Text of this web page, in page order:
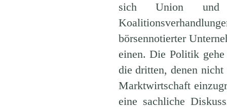
sich Union
börsennotierter
einen. Die Politik
die dritten, denen
Marktwirtschaft
eine sachliche